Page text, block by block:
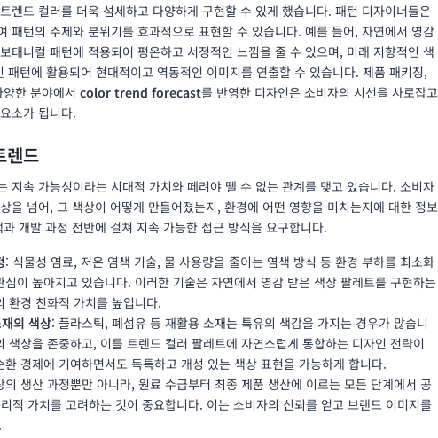
렌드 컬러를 더욱 섬세하고 다양하게 구현할 수 있게 했습니다. 패턴 디자이너들은
패턴의 주제와 분위기를 효과적으로 표현할 수 있습니다. 예를 들어, 자연에서 영감
태니컬 패턴에 적용되어 평온하고 서정적인 느낌을 줄 수 있으며, 미래 지향적인 색
패턴에 활용되어 현대적이고 역동적인 이미지를 연출할 수 있습니다. 제품 패키징,
한 분야에서 color trend forecast를 반영한 디자인은 소비자의 시선을 사로잡고
소가 됩니다.
렌드
지속 가능성이라는 시대적 가치와 떼려야 뗄 수 없는 관계를 맺고 있습니다. 소비자
을 넘어, 그 색상이 어떻게 만들어졌는지, 환경에 어떤 영향을 미치는지에 대한 정보
개발 과정 전반에 걸쳐 지속 가능한 접근 방식을 요구합니다.
: 식물성 염료, 저온 염색 기술, 물 사용량을 줄이는 염색 방식 등 환경 부하를 최소화
이 높아지고 있습니다. 이러한 기술은 자연에서 영감 받은 색상 팔레트를 구현하는
환경 친화적 가치를 높입니다.
의 색상: 플라스틱, 폐섬유 등 재활용 소재는 특유의 색감을 가지는 경우가 많습니
색상을 존중하고, 이를 트렌드 컬러 팔레트에 자연스럽게 통합하는 디자인 전략이
경제에 기여하면서도 독특하고 개성 있는 색상 표현을 가능하게 합니다.
의 생산 과정뿐만 아니라, 원료 수급부터 최종 제품 생산에 이르는 모든 단계에서 공
적 가치를 고려하는 것이 중요합니다. 이는 소비자의 신뢰를 얻고 브랜드 이미지를